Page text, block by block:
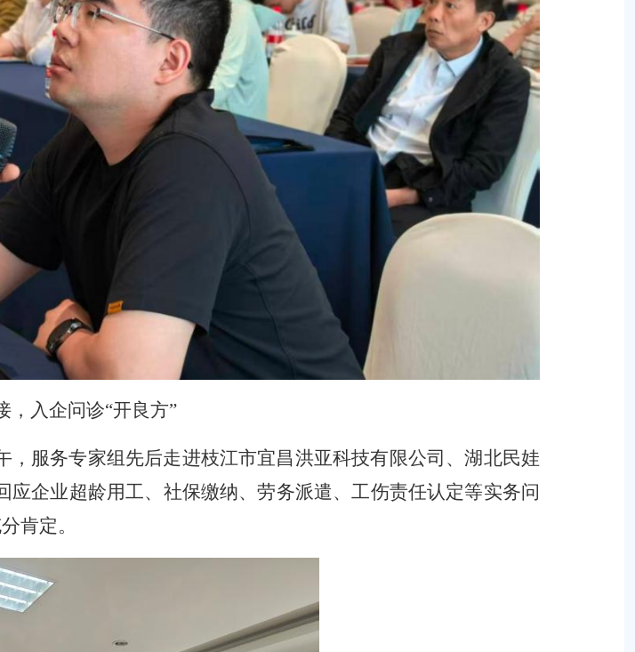
，入企问诊“开良方”
，服务专家组先后走进枝江市宜昌洪亚科技有限公司、湖北民娃
应企业超龄用工、社保缴纳、劳务派遣、工伤责任认定等实务问
肯定。